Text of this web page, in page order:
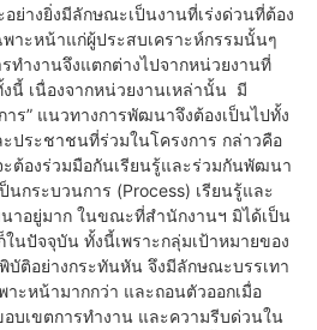
อย่างยิ่งมีลักษณะเป็นงานที่เร่งด่วนที่ต้อง
าะหน้าแก่ผู้ประสบเคราะห์กรรมนั้นๆ
ำงานจึงแตกต่างไปจากหน่วยงานที่
นี้ เนื่องจากหน่วยงานเหล่านั้น มี
ร” แนวทางการพัฒนาจึงต้องเป็นไปทั้ง
ประชาชนที่ร่วมในโครงการ กล่าวคือ
ต้องร่วมมือกันเรียนรู้และร่วมกันพัฒนา
กระบวนการ (Process) เรียนรู้และ
าอยู่มาก ในขณะที่สำนักงานฯ มิได้เป็น
นปัจจุบัน ทั้งนี้เพราะกลุ่มเป้าหมายของ
ติอย่างกระทันหัน จึงมีลักษณะบรรเทา
ะหน้ามากกว่า และถอนตัวออกเมื่อ
บเขตการทำงาน และความรีบด่วนใน